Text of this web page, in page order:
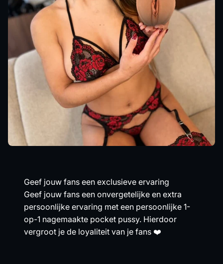
Geef jouw fans een exclusieve ervaring
Geef jouw fans een onvergetelijke en extra
persoonlijke ervaring met een persoonlijke 1-
op-1 nagemaakte pocket pussy. Hierdoor
vergroot je de loyaliteit van je fans ❤️